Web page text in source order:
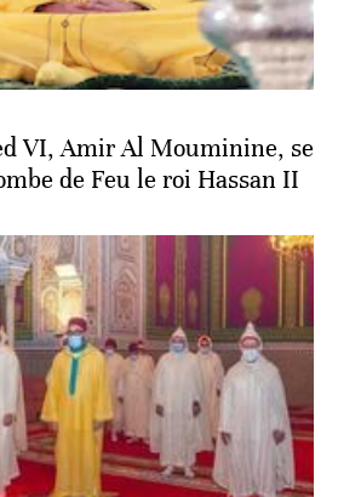
VI, Amir Al Mouminine, se
de Feu le roi Hassan II